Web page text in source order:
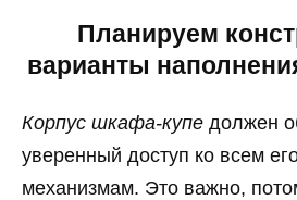
Планируем
варианты
Корпус шкафа-купе должен
уверенный доступ ко всем
механизмам. Это важно,